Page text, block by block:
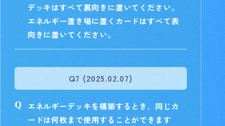
デッキはすべて裏向きに置いてください。
エネルギー置き場に置くカードはすべて表
向きに置いてください。
Q7 (2025.02.07)
エネルギーデッキを構築するとき、同じカ
ードは何枚まで使用することができます